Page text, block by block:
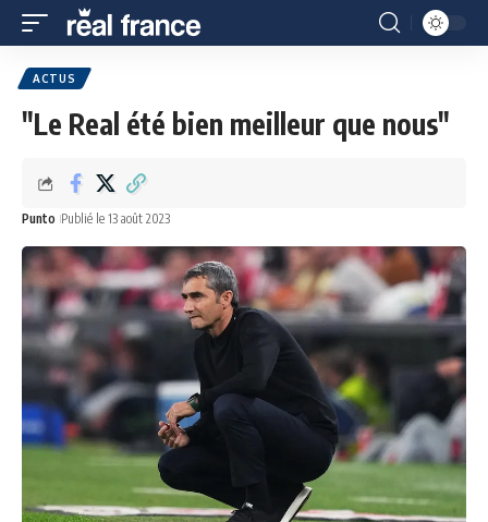
ACTUS
"Le Real été bien meilleur que nous"
Punto Publié le 13 août 2023